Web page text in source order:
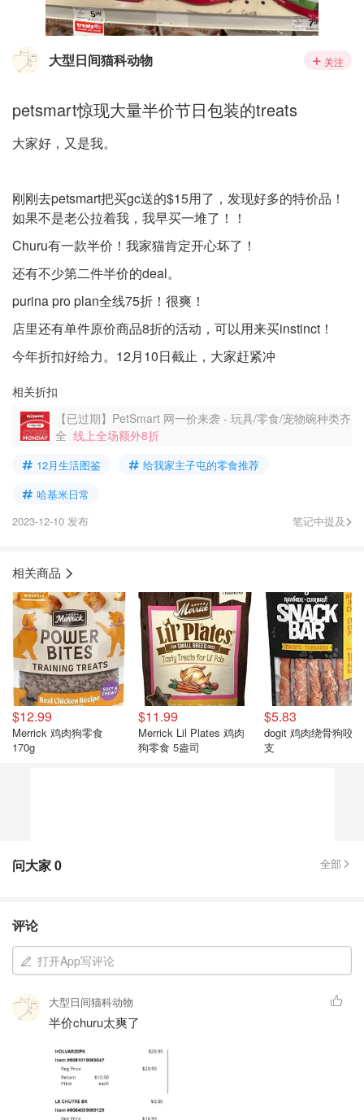
大型日间猫科动物 关注
petsmart惊现大量半价节日包装的treats
大家好，又是我。
刚刚去petsmart把买gc送的$15用了，发现好多的特价品！
如果不是老公拉着我，我早买一堆了！！
Churu有一款半价！我家猫肯定开心坏了！
还有不少第二件半价的deal。
purina pro plan全线75折！很爽！
店里还有单件原价商品8折的活动，可以用来买instinct！
今年折扣好给力。12月10日截止，大家赶紧冲
相关折扣
【已过期】PetSmart 网一价来袭 - 玩具/零食/宠物碗种类齐
全 线上全场额外8折
12月生活图鉴
给我家主子屯的零食推荐
哈基米日常
2023-12-10 发布
笔记中提及
相关商品
$12.99
Merrick 鸡肉狗零食
170g
$11.99
Merrick Lil Plates 鸡肉
狗零食 5盎司
$5.83
dogit 鸡肉绕骨狗咬
支
问大家0 全部
评论
打开App写评论
大型日间猫科动物
半价churu太爽了